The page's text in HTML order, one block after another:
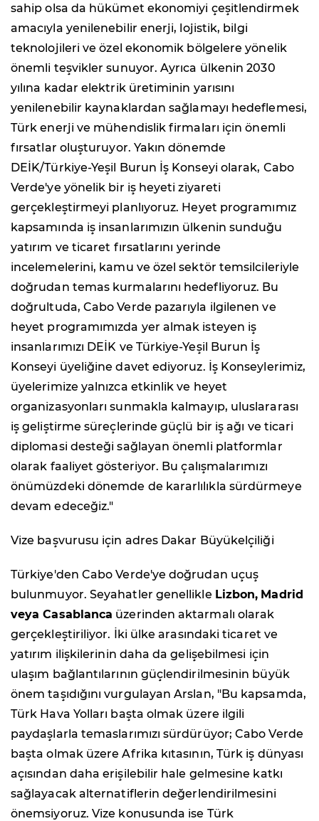
sahip olsa da hükümet ekonomiyi çeşitlendirmek
amacıyla yenilenebilir enerji, lojistik, bilgi
teknolojileri ve özel ekonomik bölgelere yönelik
önemli teşvikler sunuyor. Ayrıca ülkenin 2030
yılına kadar elektrik üretiminin yarısını
yenilenebilir kaynaklardan sağlamayı hedeflemesi,
Türk enerji ve mühendislik firmaları için önemli
fırsatlar oluşturuyor. Yakın dönemde
DEİK/Türkiye-Yeşil Burun İş Konseyi olarak, Cabo
Verde'ye yönelik bir iş heyeti ziyareti
gerçekleştirmeyi planlıyoruz. Heyet programımız
kapsamında iş insanlarımızın ülkenin sunduğu
yatırım ve ticaret fırsatlarını yerinde
incelemelerini, kamu ve özel sektör temsilcileriyle
doğrudan temas kurmalarını hedefliyoruz. Bu
doğrultuda, Cabo Verde pazarıyla ilgilenen ve
heyet programımızda yer almak isteyen iş
insanlarımızı DEİK ve Türkiye-Yeşil Burun İş
Konseyi üyeliğine davet ediyoruz. İş Konseylerimiz,
üyelerimize yalnızca etkinlik ve heyet
organizasyonları sunmakla kalmayıp, uluslararası
iş geliştirme süreçlerinde güçlü bir iş ağı ve ticari
diplomasi desteği sağlayan önemli platformlar
olarak faaliyet gösteriyor. Bu çalışmalarımızı
önümüzdeki dönemde de kararlılıkla sürdürmeye
devam edeceğiz."
Vize başvurusu için adres Dakar Büyükelçiliği
Türkiye'den Cabo Verde'ye doğrudan uçuş
bulunmuyor. Seyahatler genellikle Lizbon, Madrid
veya Casablanca üzerinden aktarmalı olarak
gerçekleştiriliyor. İki ülke arasındaki ticaret ve
yatırım ilişkilerinin daha da gelişebilmesi için
ulaşım bağlantılarının güçlendirilmesinin büyük
önem taşıdığını vurgulayan Arslan, "Bu kapsamda,
Türk Hava Yolları başta olmak üzere ilgili
paydaşlarla temaslarımızı sürdürüyor; Cabo Verde
başta olmak üzere Afrika kıtasının, Türk iş dünyası
açısından daha erişilebilir hale gelmesine katkı
sağlayacak alternatiflerin değerlendirilmesini
önemsiyoruz. Vize konusunda ise Türk